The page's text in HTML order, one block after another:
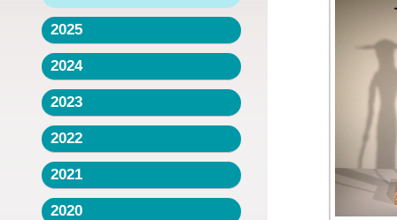
2025
2024
2023
2022
2021
2020